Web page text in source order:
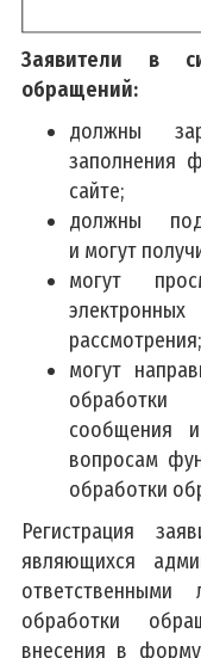
Заявители в
обращений:
должны
заполнения
сайте;
должны
и могут
могут
рассмотрения;
могут
обработки
сообщения
вопросам
обработки
Регистрация
являющихся
обработки
внесения в форму